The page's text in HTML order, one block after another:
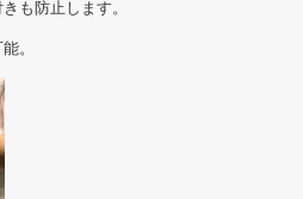
も防止します。
。